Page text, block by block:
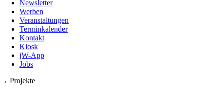
Newsletter
Werben
Veranstaltungen
Terminkalender
Kontakt
Kiosk
jW-App
Jobs
→ Projekte